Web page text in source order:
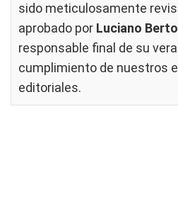
sido meticulosamente
aprobado por Luciano
responsable final de su
cumplimiento de nuestros
editoriales.